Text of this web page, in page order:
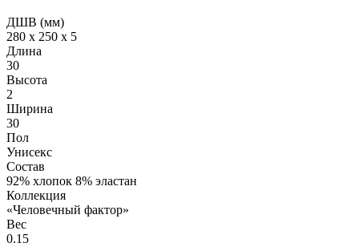
ДШВ (мм)
280 х 250 х 5
Длина
30
Высота
2
Ширина
30
Пол
Унисекс
Состав
92% хлопок 8% эластан
Коллекция
«Человечный фактор»
Вес
0.15